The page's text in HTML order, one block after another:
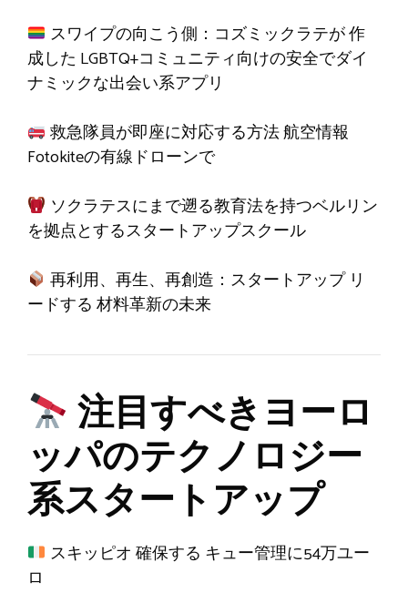
スワイプの向こう側：コズミックラテが作
成した LGBTQ+コミュニティ向けの安全でダイ
ナミックな出会い系アプリ
救急隊員が即座に対応する方法航空情報
Fotokiteの有線ドローンで
ソクラテスにまで遡る教育法を持つベルリン
を拠点とするスタートアップスクール
再利用、再生、再創造：スタートアップ リ
ードする 材料革新の未来
注目すべきヨーロ
ッパのテクノロジー
系スタートアップ
スキッピオ 確保する キュー管理に54万ユー
ロ